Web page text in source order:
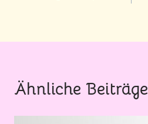
Ähnliche Beiträge